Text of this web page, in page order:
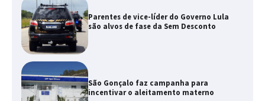
Parentes de vice-líder do Governo Lula
são alvos de fase da Sem Desconto
São Gonçalo faz campanha para
incentivar o aleitamento materno